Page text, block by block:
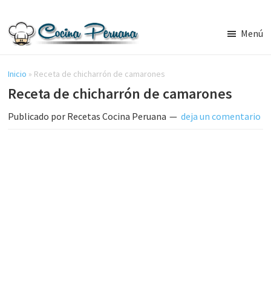
contenido
lateral
principal
Cocina
Peruana,
Recetas
de
Comida
Menú
Inicio » Receta de chicharrón de camarones
Receta de chicharrón de camarones
Publicado por Recetas Cocina Peruana deja un comentario